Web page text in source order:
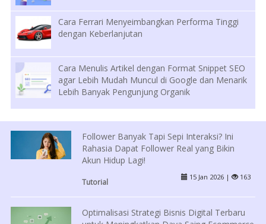
Cara Ferrari Menyeimbangkan Performa Tinggi
dengan Keberlanjutan
Cara Menulis Artikel dengan Format Snippet SEO
agar Lebih Mudah Muncul di Google dan Menarik
Lebih Banyak Pengunjung Organik
Follower Banyak Tapi Sepi Interaksi? Ini
Rahasia Dapat Follower Real yang Bikin
Akun Hidup Lagi!
Tutorial
15 Jan 2026 | 163
Optimalisasi Strategi Bisnis Digital Terbaru